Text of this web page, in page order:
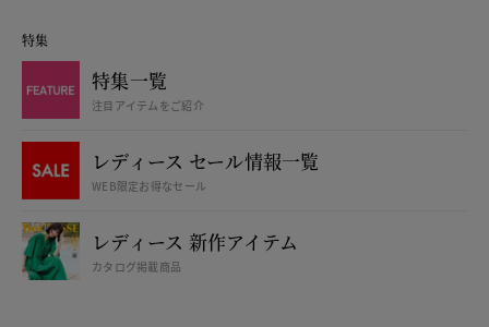
特集
特集一覧
注目アイテムをご紹介
レディース セール情報一覧
WEB限定お得なセール
レディース 新作アイテム
カタログ掲載商品